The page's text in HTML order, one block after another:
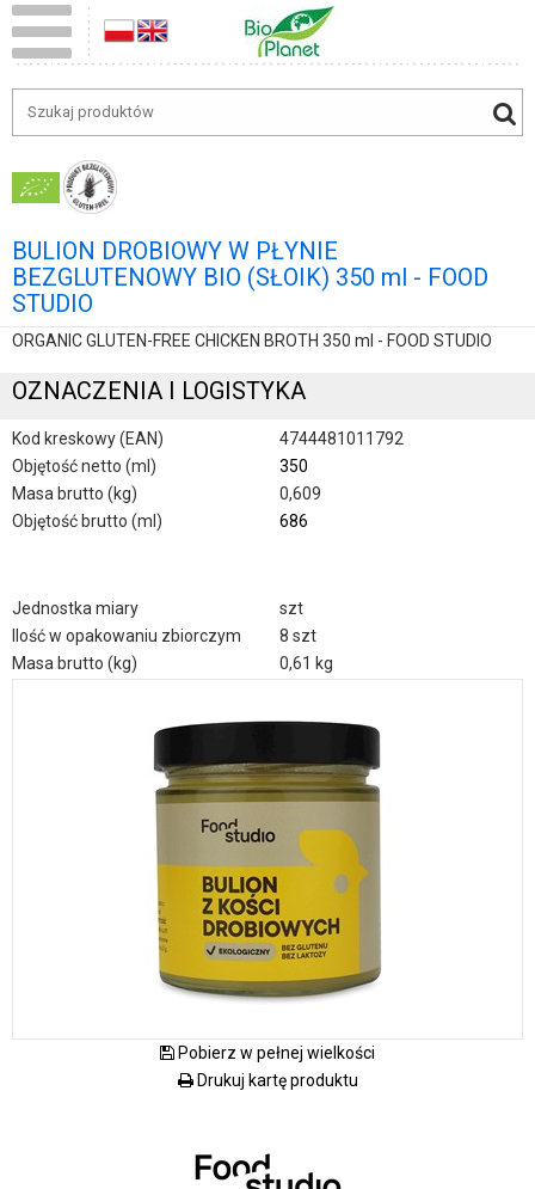
BULION DROBIOWY W PŁYNIE
BEZGLUTENOWY BIO (SŁOIK) 350 ml - FOOD
STUDIO
ORGANIC GLUTEN-FREE CHICKEN BROTH 350 ml - FOOD STUDIO
OZNACZENIA I LOGISTYKA
Kod kreskowy (EAN)
4744481011792
Objętość netto (ml)
350
Masa brutto (kg)
0,609
Objętość brutto (ml)
686
Jednostka miary
szt
Ilość w opakowaniu zbiorczym
8 szt
Masa brutto (kg)
0,61 kg
Pobierz w pełnej wielkości
Drukuj kartę produktu